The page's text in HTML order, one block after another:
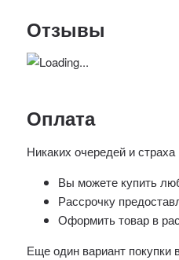
Отзывы
Оплата
Никаких очередей и
Вы можете купить
Рассрочку
Оформить товар в
Еще один вариант